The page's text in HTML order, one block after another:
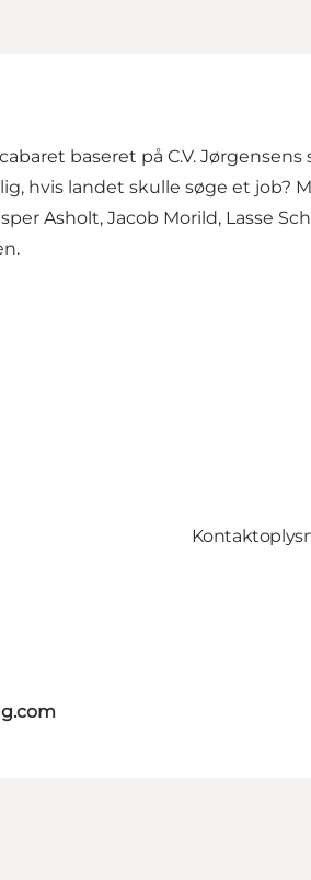
baseret på C.V.
hvis landet skulle søge et
Asholt, Jacob Morild, Lasse